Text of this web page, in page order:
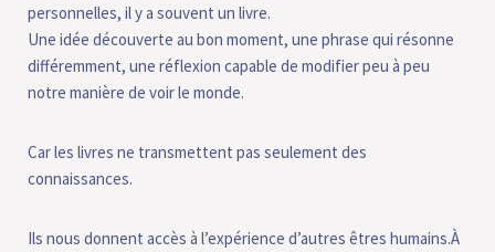
personnelles, il y a souvent un livre.
Une idée découverte au bon moment, une phrase qui résonne
différemment, une réflexion capable de modifier peu à peu
notre manière de voir le monde.
Car les livres ne transmettent pas seulement des
connaissances.
Ils nous donnent accès à l’expérience d’autres êtres humains.À